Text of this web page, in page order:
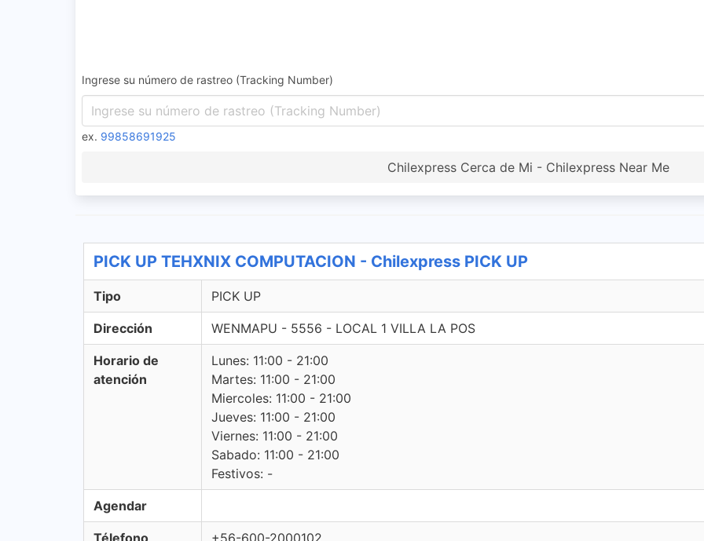
Ingrese su número de rastreo (Tracking Number)
ex. 99858691925
Chilexpress Cerca de Mi - Chilexpress Near Me
PICK UP TEHXNIX COMPUTACION - Chilexpress PICK UP
Tipo PICK UP
Dirección WENMAPU - 5556 - LOCAL 1 VILLA LA POS
Horario de
atención
Lunes: 11:00 - 21:00
Martes: 11:00 - 21:00
Miercoles: 11:00 - 21:00
Jueves: 11:00 - 21:00
Viernes: 11:00 - 21:00
Sabado: 11:00 - 21:00
Festivos: -
Agendar
Télefono +56-600-2000102